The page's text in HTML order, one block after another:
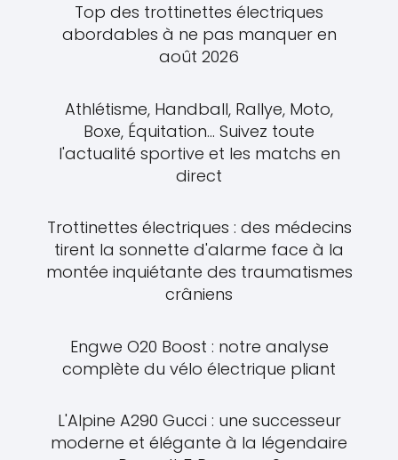
Top des trottinettes électriques
abordables à ne pas manquer en
août 2026
Athlétisme, Handball, Rallye, Moto,
Boxe, Équitation... Suivez toute
l'actualité sportive et les matchs en
direct
Trottinettes électriques : des médecins
tirent la sonnette d'alarme face à la
montée inquiétante des traumatismes
crâniens
Engwe O20 Boost : notre analyse
complète du vélo électrique pliant
L'Alpine A290 Gucci : une successeur
moderne et élégante à la légendaire